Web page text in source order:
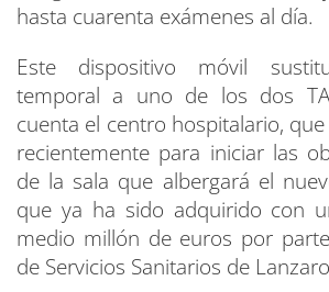
hasta cuarenta exámenes al día.
Este dispositivo móvil
temporal a uno de los dos
cuenta el centro hospitalario,
recientemente para iniciar las
de la sala que albergará el
que ya ha sido adquirido con
medio millón de euros por
de Servicios Sanitarios de